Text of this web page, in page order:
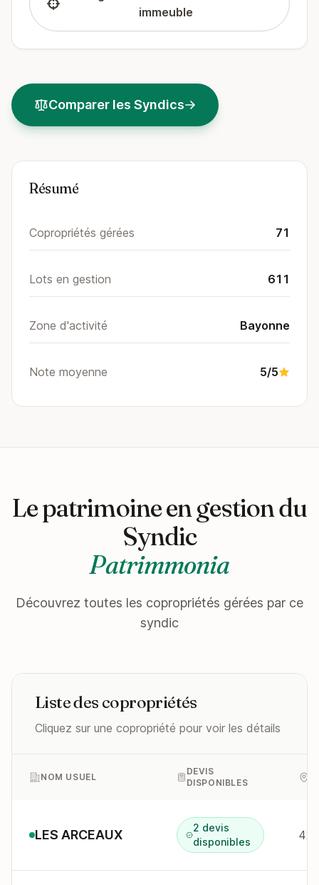
immeuble
Comparer les Syndics
Résumé
Copropriétés gérées 71
Lots en gestion 611
Zone d'activité Bayonne
Note moyenne 5/5
Le patrimoine en gestion du
Syndic
Patrimmonia
Découvrez toutes les copropriétés gérées par ce
syndic
Liste des copropriétés
Cliquez sur une copropriété pour voir les détails
NOM USUEL
DEVIS
DISPONIBLES
LES ARCEAUX
2 devis
disponibles
42